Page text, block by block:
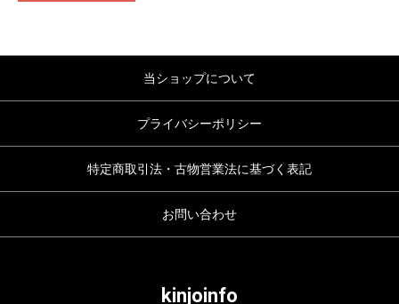
当ショップについて
プライバシーポリシー
特定商取引法・古物営業法に基づく表記
お問い合わせ
kinjoinfo